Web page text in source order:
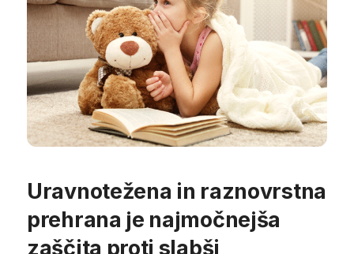
Uravnotežena in raznovrstna
prehrana je najmočnejša
zaščita proti slabši